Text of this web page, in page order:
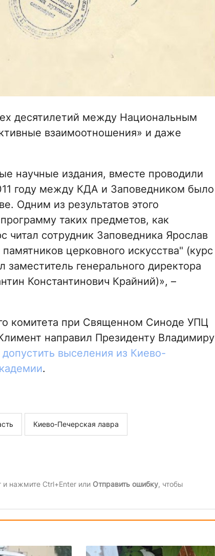
десятилетий между Национальным
взаимоотношения» и даже
научные издания, вместе проводили
году между КДА и Заповедником было
Одним из результатов этого
таких предметов, как
сотрудник Заповедника Ярослав
церковного искусства" (курс
заместитель генерального директора
Константинович Крайний)», –
комитета при Священном Синоде УПЦ
направил Президенту Владимиру
выселения из Киево-
.
Киево-Печерская лавра
нажмите Ctrl+Enter или Отправить ошибку, чтобы